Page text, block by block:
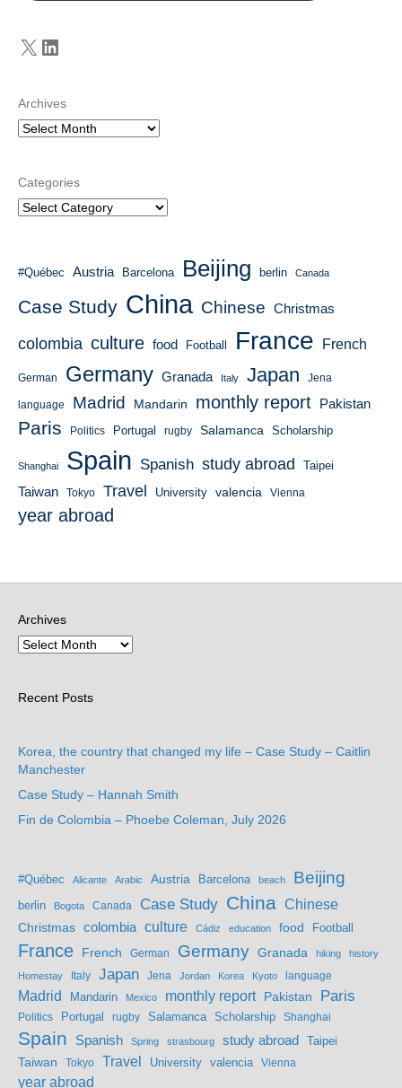
X LinkedIn
Archives
Categories
#Québec Austria Barcelona Beijing berlin Canada
Case Study China Chinese Christmas
colombia culture food Football France French
German Germany Granada Italy Japan Jena
language Madrid Mandarin monthly report Pakistan
Paris Politics Portugal rugby Salamanca Scholarship
Shanghai Spain Spanish study abroad Taipei
Taiwan Tokyo Travel University valencia Vienna
year abroad
Archives
Recent Posts
Korea, the country that changed my life – Case Study – Caitlin
Manchester
Case Study – Hannah Smith
Fin de Colombia – Phoebe Coleman, July 2026
#Québec Alicante Arabic Austria Barcelona beach Beijing
berlin Bogota Canada Case Study China Chinese
Christmas colombia culture Cádiz education food Football
France French German Germany Granada hiking history
Homestay Italy Japan Jena Jordan Korea Kyoto language
Madrid Mandarin Mexico monthly report Pakistan Paris
Politics Portugal rugby Salamanca Scholarship Shanghai
Spain Spanish Spring strasbourg study abroad Taipei
Taiwan
Tokyo Travel University valencia Vienna
year abroad